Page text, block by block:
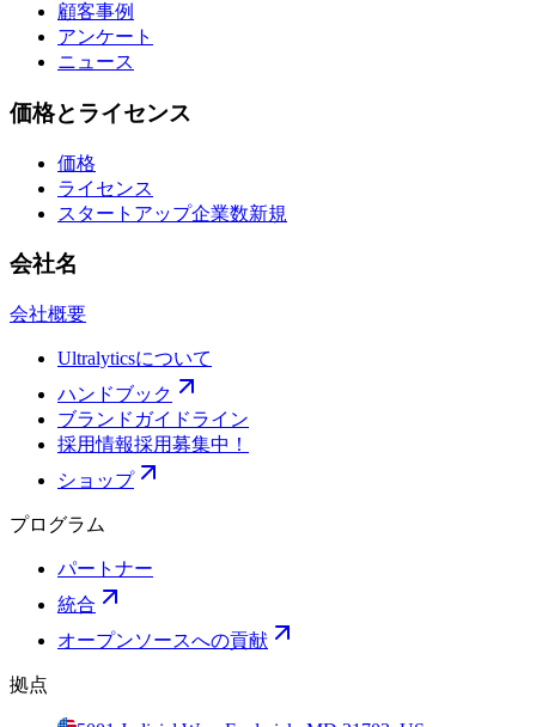
顧客事例
アンケート
ニュース
価格とライセンス
価格
ライセンス
スタートアップ企業数新規
会社名
会社概要
Ultralyticsについて
ハンドブック
ブランドガイドライン
採用情報採用募集中！
ショップ
プログラム
パートナー
統合
オープンソースへの貢献
拠点